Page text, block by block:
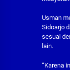
Usman
Sidoarjo
sesuai
lain.
“Karena